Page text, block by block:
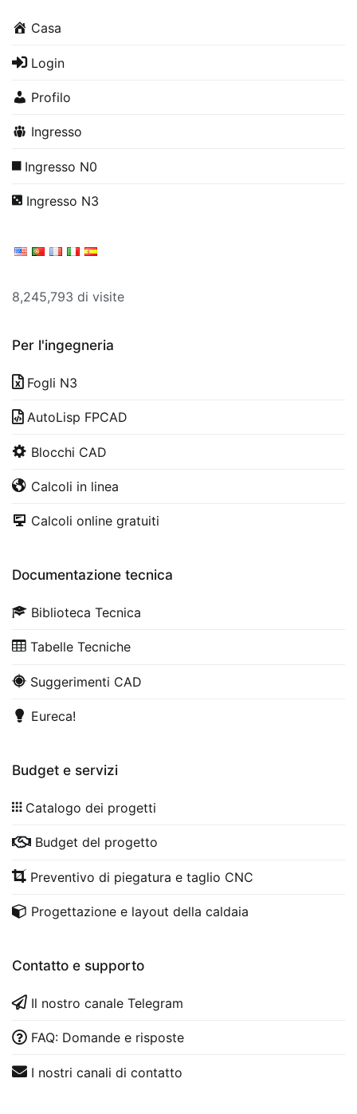
Casa
Login
Profilo
Ingresso
Ingresso N0
Ingresso N3
8,245,793 di visite
Per l'ingegneria
Fogli N3
AutoLisp FPCAD
Blocchi CAD
Calcoli in linea
Calcoli online gratuiti
Documentazione tecnica
Biblioteca Tecnica
Tabelle Tecniche
Suggerimenti CAD
Eureca!
Budget e servizi
Catalogo dei progetti
Budget del progetto
Preventivo di piegatura e taglio CNC
Progettazione e layout della caldaia
Contatto e supporto
Il nostro canale Telegram
FAQ: Domande e risposte
I nostri canali di contatto